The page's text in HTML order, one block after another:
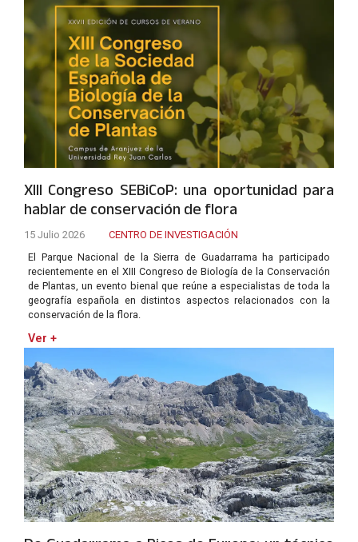
XIII Congreso SEBiCoP: una oportunidad para
hablar de conservación de flora
15 Julio 2026
CENTRO DE INVESTIGACIÓN
El Parque Nacional de la Sierra de Guadarrama ha participado
recientemente en el XIII Congreso de Biología de la Conservación
de Plantas, un evento bienal que reúne a especialistas de toda la
geografía española en distintos aspectos relacionados con la
conservación de la flora.
Ver +